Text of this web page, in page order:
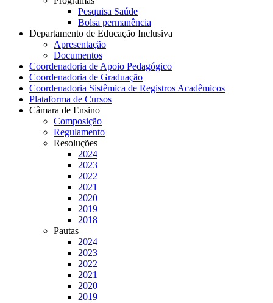
Pesquisa Saúde
Bolsa permanência
Departamento de Educação Inclusiva
Apresentação
Documentos
Coordenadoria de Apoio Pedagógico
Coordenadoria de Graduação
Coordenadoria Sistêmica de Registros Acadêmicos
Plataforma de Cursos
Câmara de Ensino
Composição
Regulamento
Resoluções
2024
2023
2022
2021
2020
2019
2018
Pautas
2024
2023
2022
2021
2020
2019